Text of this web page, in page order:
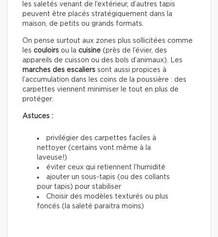
les saletés venant de l’extérieur, d’autres tapis
peuvent être placés stratégiquement dans la
maison, de petits ou grands formats.
On pense surtout aux zones plus sollicitées comme
les couloirs ou la cuisine (près de l’évier, des
appareils de cuisson ou des bols d’animaux). Les
marches des escaliers sont aussi propices à
l’accumulation dans les coins de la poussière : des
carpettes viennent minimiser le tout en plus de
protéger.
Astuces :
privilégier des carpettes faciles à
nettoyer (certains vont même à la
laveuse!)
éviter ceux qui retiennent l’humidité
ajouter un sous-tapis (ou des collants
pour tapis) pour stabiliser
Choisir des modèles texturés ou plus
foncés (la saleté paraitra moins)